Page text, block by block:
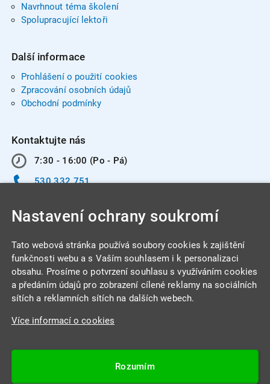
Navrhnout téma školení
Spolupracující lektoři
Další informace
Prohlášení o použití cookies
Zpracování osobních údajů
Obchodní podmínky
Kontaktujte nás
7:30 - 16:00 (Po - Pá)
530 332 751
INTEGRA CENTRUM s.r.o.
Jabloňová 662/7
Datová schránka: 4beca6d
Nastavení ochrany soukromí
Tato webová stránka používá soubory cookies k zajištění
funkčnosti webu a s Vaším souhlasem i k personalizaci
obsahu. Prosíme o potvrzení souhlasu s využíváním cookies
a předáním údajů pro zobrazení cílené reklamy na sociálních
sítích a reklamních sítích na dalších webech.
Více informací o cookies
Rozumím